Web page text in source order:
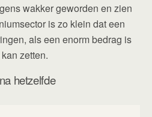
wakker geworden en zien
is zo klein dat een
als een enorm bedrag is
zetten.
hetzelfde